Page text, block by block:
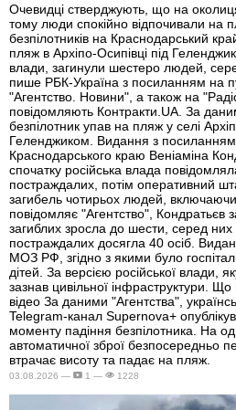
Очевидці стверджують, що на
тому люди спокійно відпочивали на
безпілотників на Краснодарський
пляж в Архіпо-Осипівці під
влади, загинули шестеро людей,
пише РБК-Україна з посиланням на
"Агентство. Новини", а також на
повідомляють Контракти.UA. За
безпілотник упав на пляж у селі
Геленджиком. Видання з
Краснодарського краю Веніаміна
спочатку російська влада
постраждалих, потім оперативний
загибель чотирьох людей,
повідомляє "Агентство", Кондратьєв
загиблих зросла до шести, серед них
постраждалих досягла 40 осіб.
МОЗ РФ, згідно з якими було
дітей. За версією російської влади,
зазнав цивільної інфраструктури. Що
відео За даними "Агентства",
Telegram-канал Supernova+
моменту падіння безпілотника. На
автоматичної зброї безпосередньо
втрачає висоту та падає на пляж.
03.08.2026 — 1 — 1228